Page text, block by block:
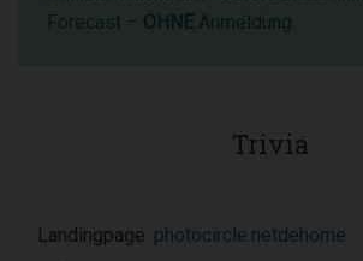
Forecast – OHNE Anmeldung.
Trivia
Landingpage: photocircle.netdehome